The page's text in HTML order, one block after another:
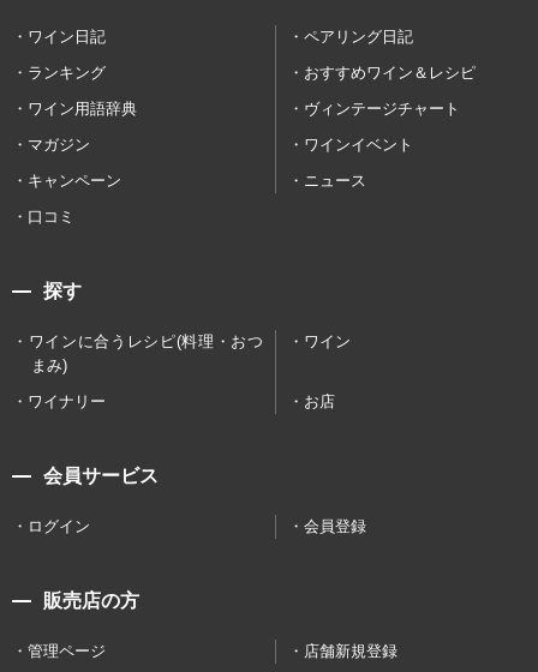
ワイン日記
ペアリング日記
ランキング
おすすめワイン＆レシピ
ワイン用語辞典
ヴィンテージチャート
マガジン
ワインイベント
キャンペーン
ニュース
口コミ
探す
ワインに合うレシピ(料理・おつ
まみ)
ワイン
ワイナリー お店
会員サービス
ログイン 会員登録
販売店の方
管理ページ 店舗新規登録